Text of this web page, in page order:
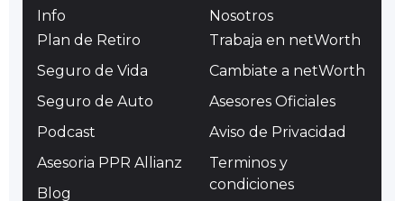
Info
Plan de Retiro
Seguro de Vida
Seguro de Auto
Podcast
Asesoria PPR Allianz
Blog
Nosotros
Trabaja en netWorth
Cambiate a netWorth
Asesores Oficiales
Aviso de Privacidad
Terminos y
condiciones